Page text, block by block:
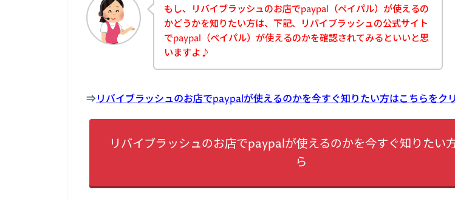
もし、リバイブラッシュのお店でpaypal（ペイパル）が使えるの
かどうかを知りたい方は、下記、リバイブラッシュの公式サイト
でpaypal（ペイパル）が使えるのかを確認されてみるといいと思
いますよ♪
⇒リバイブラッシュのお店でpaypalが使えるのかを今すぐ知りたい方はこちらをク
リバイブラッシュのお店でpaypalが使えるのかを今すぐ知りたい
ら